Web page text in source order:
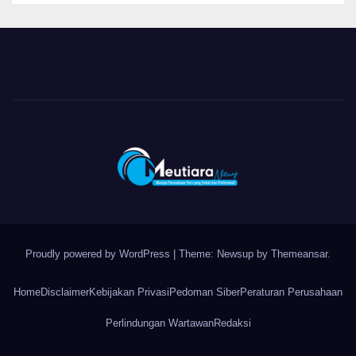
Proudly powered by WordPress Theme: Newsup by Themeansar.
HomeDisclaimerKebijakan Privasi Pedoman SiberPeraturan Perusahaan
Perlindungan WartawanRedaksi